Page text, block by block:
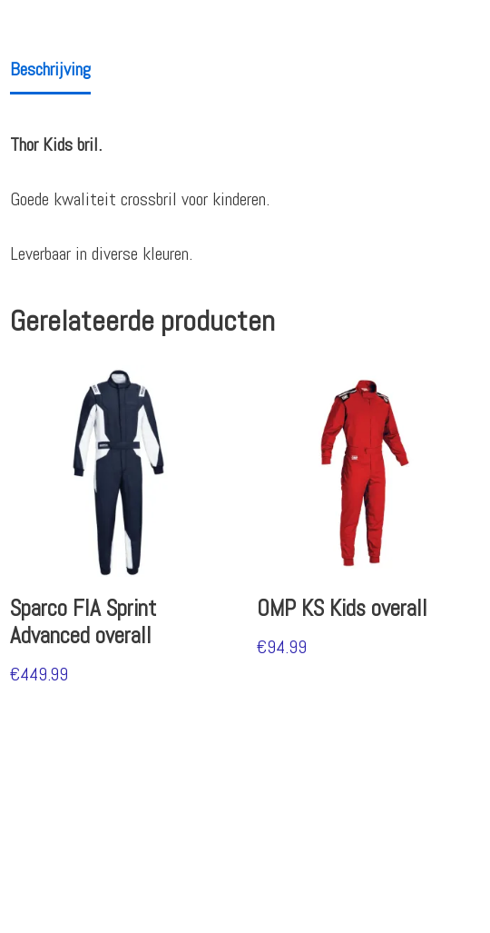
Beschrijving
Thor Kids bril.
Goede kwaliteit crossbril voor kinderen.
Leverbaar in diverse kleuren.
Gerelateerde producten
Sparco FIA Sprint
Advanced overall
€449.99
OMP KS Kids overall
€94.99